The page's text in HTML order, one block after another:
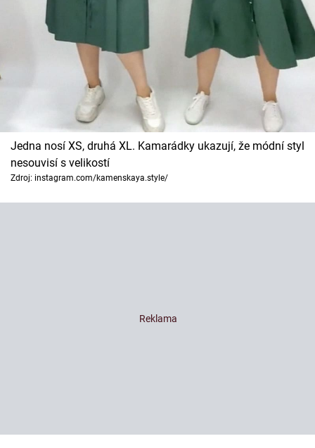
Jedna nosí XS, druhá XL. Kamarádky ukazují, že módní styl
nesouvisí s velikostí
Zdroj: instagram.com/kamenskaya.style/